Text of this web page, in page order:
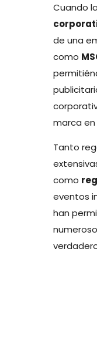
Cuando la
de una
como
marca
Tanto
como
eventos
han